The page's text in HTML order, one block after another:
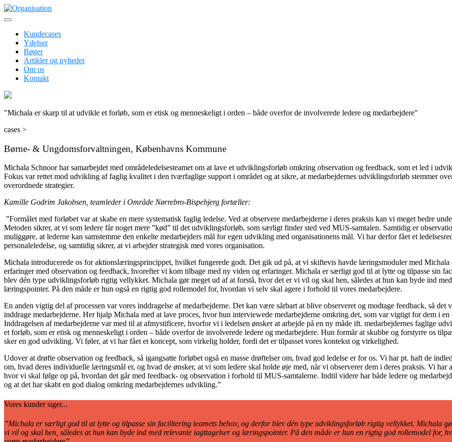
Skip
to
Organisation
Kundecases
Ydelser
Bøger
Artikler og nyheder
Om os
Kontakt
"Michala er skarp til at udvikle et forløb, som er etisk og menneskeligt i orden – både overfor de involverede ledere og medarbejdere"
cases >
Børne- & Ungdomsforvaltningen, Københavns Kommune
Michala Schnoor har samarbejdet med områdeledelsesteamet om at lave et udviklingsforløb omkring observation og feedback, som et led i
Fokus var rettet mod udvikling af faglig kvalitet i den tværfaglige support i området og at sikre, at medarbejdernes udviklingsforløb stemmer
overordnede strategier.
Kamille Godrim Jakobsen, teamleder i Område Nørrebro-Bispebjerg fortæller:
”Formålet med forløbet var at skabe en mere systematisk faglig ledelse. Ved at observere medarbejderne i deres praksis kan vi meget bedre
Metoden sikrer, at vi som ledere får noget mere ”kød” til det udviklingsforløb, som særligt finder sted ved MUS-samtalen. Samtidig er
muliggøre, at lederne kan samstemme den enkelte medarbejders mål for egen udvikling med organisationens mål. Vi har derfor fået et
personaleledelse, og samtidig sikrer, at vi arbejder strategisk med vores organisation.
Michala introducerede os for aktionslæringsprincippet, hvilket fungerede godt. Det gik ud på, at vi skiftevis havde læringsmoduler med
erfaringer med observation og feedback, hvorefter vi kom tilbage med ny viden og erfaringer. Michala er særligt god til at lytte og tilpasse sin
blev dén type udviklingsforløb rigtig vellykket. Michala gør meget ud af at forstå, hvor det er vi vil og skal hen, således at hun kan byde ind
læringspointer. På den måde er hun også en rigtig god rollemodel for, hvordan vi selv skal agere i forhold til vores medarbejdere.
En anden vigtig del af processen var vores inddragelse af medarbejderne. Det kan være sårbart at blive observeret og modtage feedback, så det
inddrage medarbejderne. Her hjalp Michala med at lave proces, hvor hun interviewede medarbejderne omkring det, som var vigtigt for dem i en
Inddragelsen af medarbejderne var med til at afmystificere, hvorfor vi i ledelsen ønsker at arbejde på en ny måde ift. medarbejdernes faglige
et forløb, som er etisk og menneskeligt i orden – både overfor de involverede ledere og medarbejdere. Hun formår at skubbe og forstyrre os
sker en god udvikling. Vi føler, at vi har fået et koncept, som virkelig holder, fordi det er tilpasset vores kontekst og virkelighed.
Udover at drøfte observation og feedback, så igangsatte forløbet også en masse drøftelser om, hvad god ledelse er for os. Vi har pt. haft de
om, hvad deres individuelle læringsmål er, og hvad de ønsker, at vi som ledere skal holde øje med, når vi observerer dem i deres praksis. Vi
hvor vi skal følge op på, hvordan det går med feedback- og observation i forhold til MUS-samtalerne. Indtil videre har både ledere og
og at det har skabt en god dialog omkring medarbejdernes udvikling.”
Vores kunder siger...
”Michala er særligt god til at lytte og tilpasse sin facilitering teamets behov, og derfor blev dén type udviklingsforløb rigtig vellykket. Michala
vi vil og skal hen, således at hun kan byde ind med relevante iagttagelser og læringspointer. På den måde er hun en rigtig god rollemodel for,